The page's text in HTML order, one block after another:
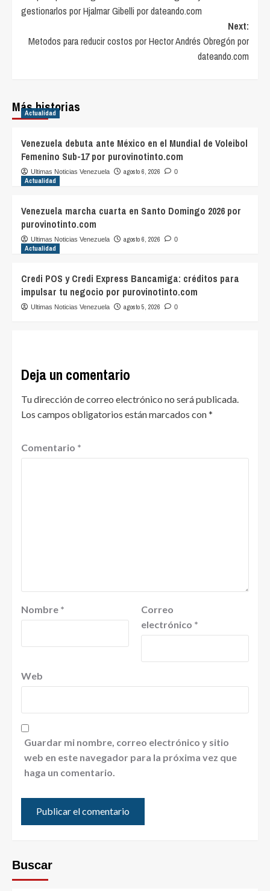
gestionarlos por Hjalmar Gibelli por dateando.com
Next:
Metodos para reducir costos por Hector Andrés Obregón por
dateando.com
Más historias
Actualidad
Venezuela debuta ante México en el Mundial de Voleibol
Femenino Sub-17 por purovinotinto.com
Ultimas Noticias Venezuela agosto 6, 2026 0
Actualidad
Venezuela marcha cuarta en Santo Domingo 2026 por
purovinotinto.com
Ultimas Noticias Venezuela agosto 6, 2026 0
Actualidad
Credi POS y Credi Express Bancamiga: créditos para
impulsar tu negocio por purovinotinto.com
Ultimas Noticias Venezuela agosto 5, 2026 0
Deja un comentario
Tu dirección de correo electrónico no será publicada.
Los campos obligatorios están marcados con*
Comentario *
Nombre *
Correo
electrónico *
Web
Guardar mi nombre, correo electrónico y sitio
web en este navegador para la próxima vez que
haga un comentario.
Buscar